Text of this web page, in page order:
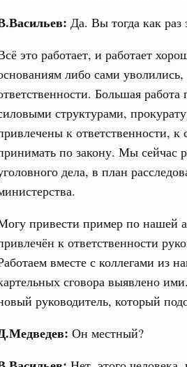
Да. Вы тогда как
это работает, и работает
либо сами
Большая
структурами,
к ответственности,
по закону. Мы сейчас
дела, в план
привести пример по нашей
к ответственности
вместе с коллегами из
сговора выявлено
руководитель, который
Он местный?
провёл совещание по
кураторства в
Всемирный
сообщество людей,
за будущее
проект «Инфраструктура
Ввод нежилых зданий
По решению
перейдёт более